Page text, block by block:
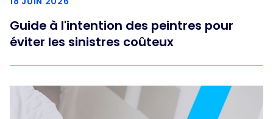
Guide à l'intention des peintres pour
éviter les sinistres coûteux